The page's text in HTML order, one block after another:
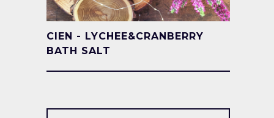
CIEN - LYCHEE&CRANBERRY
BATH SALT